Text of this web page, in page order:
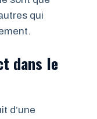
qui
dans le
d’une